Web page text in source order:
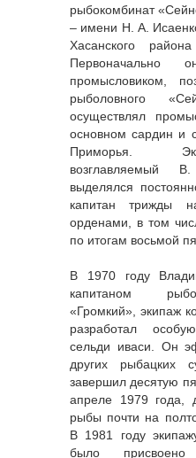
рыбокомбинат
– имени Н. А.
Хасанского
промысловиком,
рыболовного
осуществлял
основном сардин и
Приморья.
возглавляемый
выделялся
капитан трижды
орденами, в том
по итогам восьмой
В 1970 году
капитаном
«Громкий», экипаж
разработал
сельди иваси. Он
других рыбацких
завершил десятую
апреле 1979 года,
рыбы почти на
В 1981 году
было